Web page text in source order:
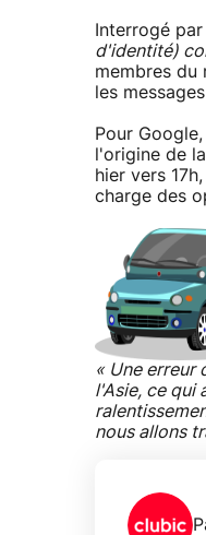
Interrogé par
d'identité)
membres du
les
Pour
l'origine de
hier vers
charge des
« Une erreur
l'Asie, ce qui
nous allons